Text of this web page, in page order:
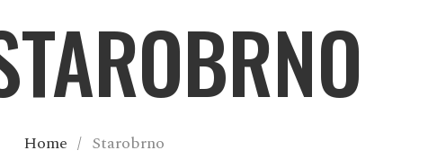
Home / Starobrno